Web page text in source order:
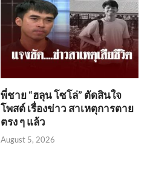
พี่ชาย “ฮลุน โซโล่” ตัดสินใจ
โพสต์ เรื่องข่าว สาเหตุการตาย
ตรง ๆ แล้ว
August 5, 2026